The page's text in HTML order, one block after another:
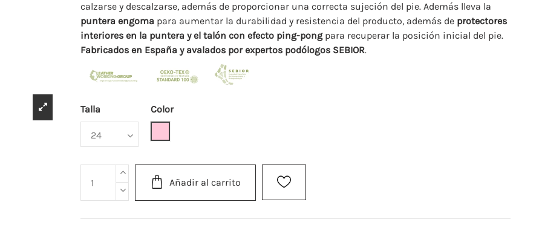
calzarse y descalzarse, además de proporcionar una correcta sujeción del pie. Además lleva la
puntera engoma para aumentar la durabilidad y resistencia del producto, además de protectores
interiores en la puntera y el talón con efecto ping-pongpara recuperar la posición inicial del pie.
Fabricados en España y avalados por expertos podólogos SEBIOR.
Talla
Color
Añadir al carrito